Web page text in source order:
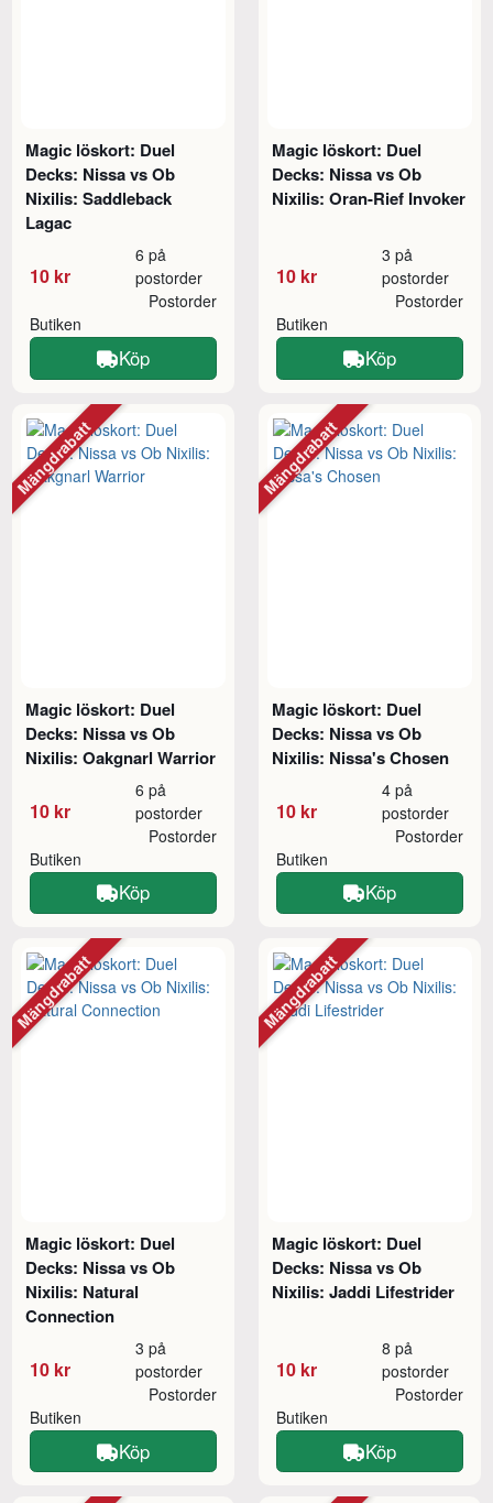
Magic löskort: Duel
Decks: Nissa vs Ob
Nixilis: Saddleback
Lagac
10 kr
6 på
postorder
Butiken
Postorder
Köp
Magic löskort: Duel
Decks: Nissa vs Ob
Nixilis: Oran-Rief Invoker
10 kr
3 på
postorder
Butiken
Postorder
Köp
Magic löskort: Duel
Decks: Nissa vs Ob
Nixilis: Oakgnarl Warrior
10 kr
6 på
postorder
Butiken
Postorder
Köp
Mängdrabatt
Magic löskort: Duel
Decks: Nissa vs Ob
Nixilis: Nissa's Chosen
10 kr
4 på
postorder
Butiken
Postorder
Köp
Mängdrabatt
Magic löskort: Duel
Decks: Nissa vs Ob
Nixilis: Natural
Connection
10 kr
3 på
postorder
Butiken
Postorder
Köp
Mängdrabatt
Magic löskort: Duel
Decks: Nissa vs Ob
Nixilis: Jaddi Lifestrider
10 kr
8 på
postorder
Butiken
Postorder
Köp
Mängdrabatt